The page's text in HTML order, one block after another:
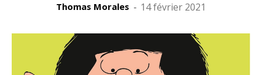
Thomas Morales - 14 février 2021